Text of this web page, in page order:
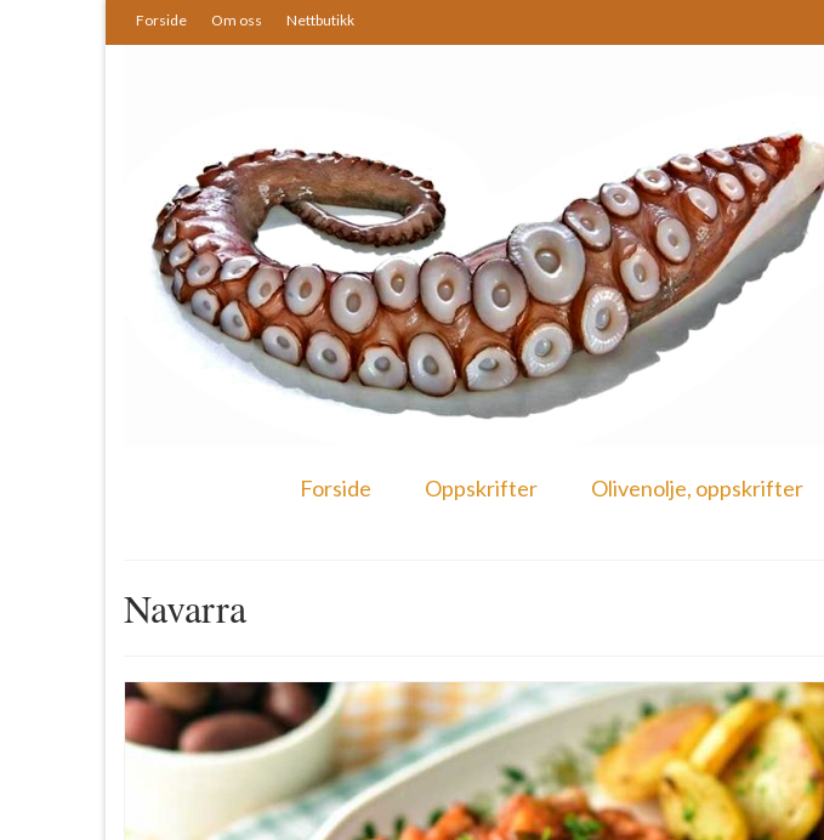
Forside Om oss Nettbutikk
Forside Oppskrifter Olivenolje, oppskrifter
Navarra